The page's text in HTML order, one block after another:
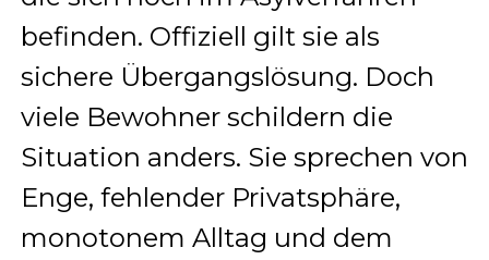
befinden. Offiziell gilt sie als
sichere Übergangslösung. Doch
viele Bewohner schildern die
Situation anders. Sie sprechen von
Enge, fehlender Privatsphäre,
monotonem Alltag und dem